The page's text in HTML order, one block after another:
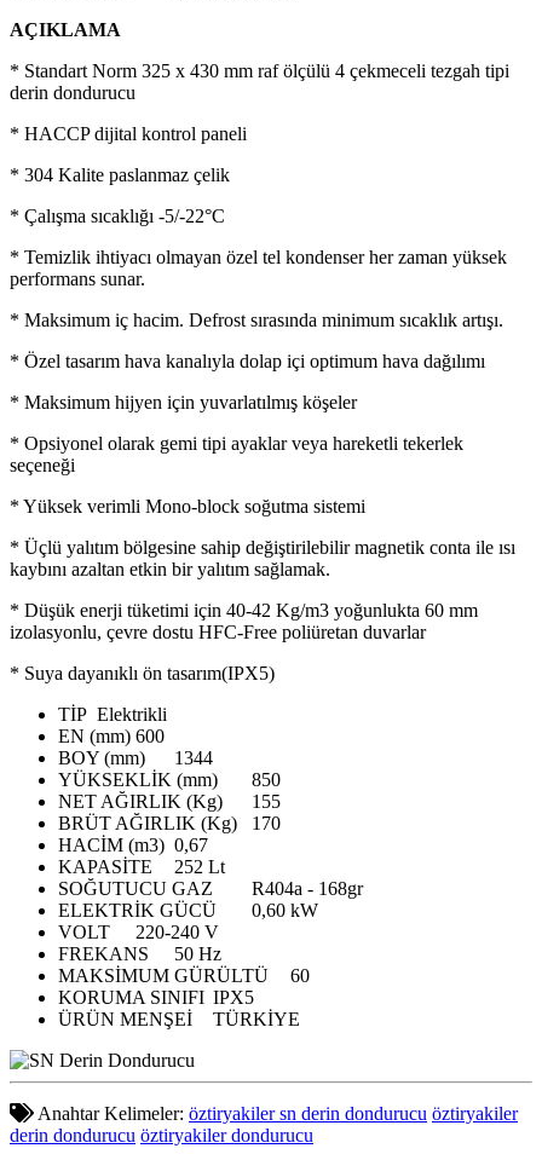
AÇIKLAMA
* Standart Norm 325 x 430 mm raf ölçülü 4 çekmeceli tezgah tipi
derin dondurucu
* HACCP dijital kontrol paneli
* 304 Kalite paslanmaz çelik
* Çalışma sıcaklığı -5/-22°C
* Temizlik ihtiyacı olmayan özel tel kondenser her zaman yüksek
performans sunar.
* Maksimum iç hacim. Defrost sırasında minimum sıcaklık artışı.
* Özel tasarım hava kanalıyla dolap içi optimum hava dağılımı
* Maksimum hijyen için yuvarlatılmış köşeler
* Opsiyonel olarak gemi tipi ayaklar veya hareketli tekerlek
seçeneği
* Yüksek verimli Mono-block soğutma sistemi
* Üçlü yalıtım bölgesine sahip değiştirilebilir magnetik conta ile ısı
kaybını azaltan etkin bir yalıtım sağlamak.
* Düşük enerji tüketimi için 40-42 Kg/m3 yoğunlukta 60 mm
izolasyonlu, çevre dostu HFC-Free poliüretan duvarlar
* Suya dayanıklı ön tasarım(IPX5)
TİP Elektrikli
EN (mm) 600
BOY (mm)
1344
YÜKSEKLİK (mm)
850
NET AĞIRLIK (Kg)
155
BRÜT AĞIRLIK (Kg)
170
HACİM (m3) 0,67
KAPASİTE
252 Lt
SOĞUTUCU GAZ
R404a - 168gr
ELEKTRİK GÜCÜ
0,60 kW
VOLT
220-240 V
FREKANS
50 Hz
MAKSİMUM GÜRÜLTÜ
60
KORUMA SINIFI IPX5
ÜRÜN MENŞEİ
TÜRKİYE
Anahtar Kelimeler: öztiryakiler sn derin dondurucu öztiryakiler
derin dondurucu öztiryakiler dondurucu